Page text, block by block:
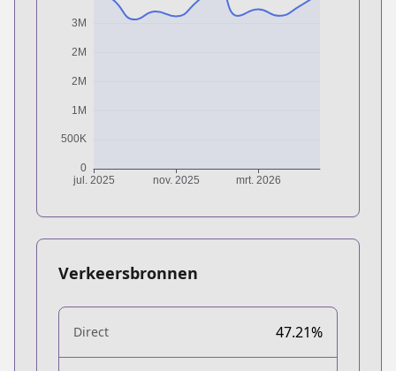
Verkeersbronnen
Direct 47.21%